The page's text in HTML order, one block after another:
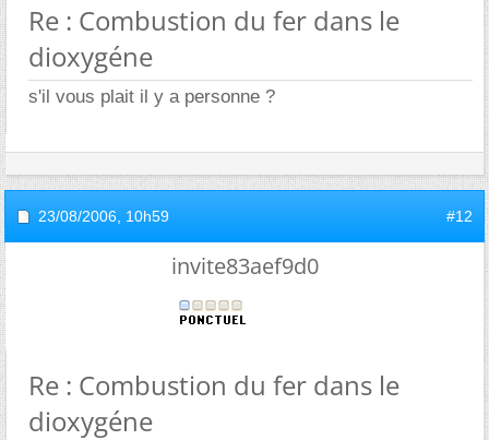
Re : Combustion du fer dans le
dioxygéne
s'il vous plait il y a personne ?
23/08/2006, 10h59 #12
invite83aef9d0
Re : Combustion du fer dans le
dioxygéne